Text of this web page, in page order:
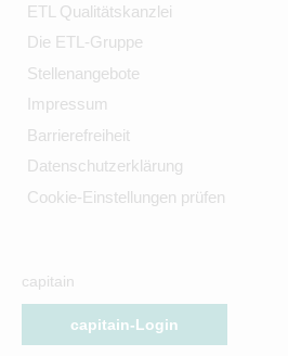
ETL Qualitätskanzlei
Die ETL-Gruppe
Stellenangebote
Impressum
Barrierefreiheit
Datenschutzerklärung
Cookie-Einstellungen prüfen
capitain
capitain-Login